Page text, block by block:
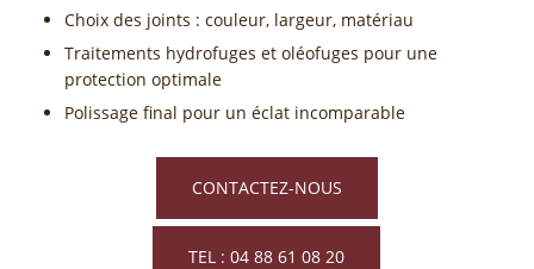
Choix des joints : couleur, largeur, matériau
Traitements hydrofuges et oléofuges pour une
protection optimale
Polissage final pour un éclat incomparable
CONTACTEZ-NOUS
TEL : 04 88 61 08 20